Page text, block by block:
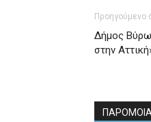
Προηγούμενο
Δήμος
στην